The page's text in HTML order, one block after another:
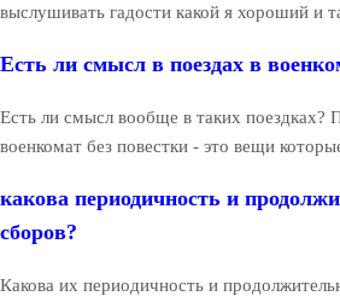
выслушивать гадости какой я хороший и
Есть ли смысл в поездах в
Есть ли смысл вообще в таких поездках?
военкомат без повестки - это вещи
какова периодичность и
сборов?
Какова их периодичность и